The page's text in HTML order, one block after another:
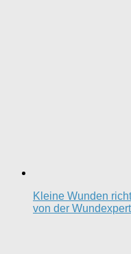
Kleine Wunden
von der